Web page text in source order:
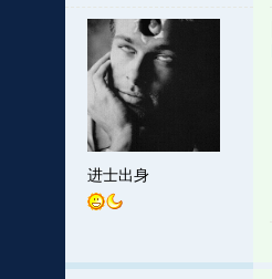
进士出身